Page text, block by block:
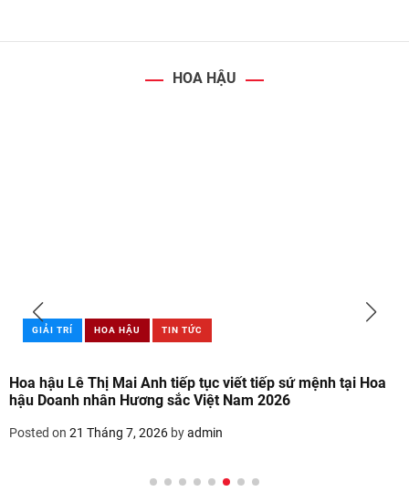
HOA HẬU
GIẢI TRÍ HOA HẬU TIN TỨC
Hoa hậu Lê Thị Mai Anh tiếp tục viết tiếp sứ mệnh tại Hoa
hậu Doanh nhân Hương sắc Việt Nam 2026
Posted on 21 Tháng 7, 2026 byadmin